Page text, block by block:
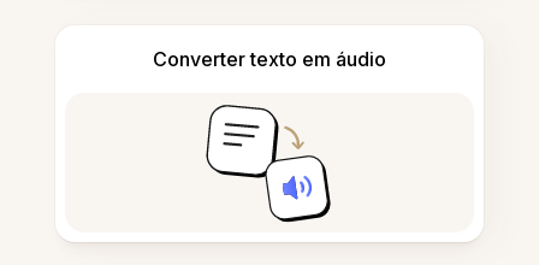
Converter texto em áudio